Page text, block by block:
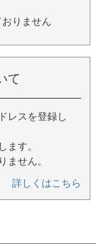
りません
て
レスを登録し
ます。
ません。
詳しくはこちら